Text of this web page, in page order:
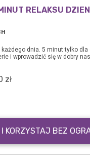
RELAKSU
dnia. 5 minut tylko dla
i wprowadzić się w dobry
zł
I KORZYSTAJ BEZ